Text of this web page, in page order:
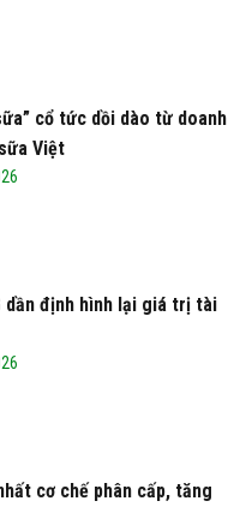
cổ tức dồi dào từ doanh
Việt
dần định hình lại giá trị tài
cơ chế phân cấp, tăng